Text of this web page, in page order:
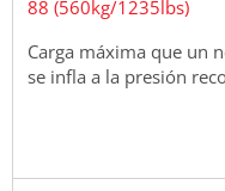
88 (560kg/1235lbs)
Carga máxima que un
se infla a la presión